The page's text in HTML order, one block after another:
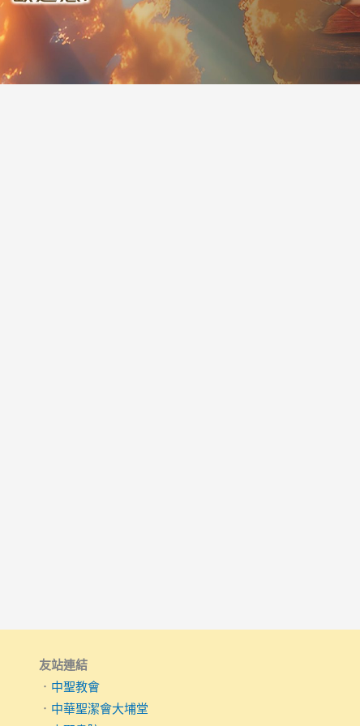
友站連結
． 中聖教會
． 中華聖潔會大埔堂